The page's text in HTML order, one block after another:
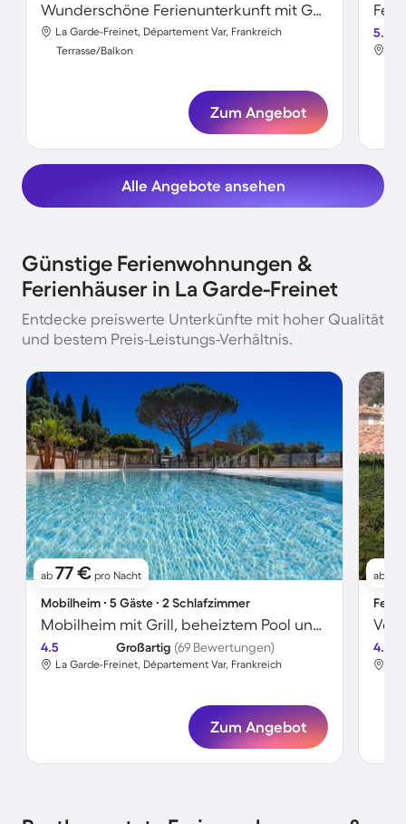
Wunderschöne Ferienunterkunft mit Garten, Grill und Terrasse
La Garde-Freinet, Département Var, Frankreich
Terrasse/Balkon
Zum Angebot
5.0
Alle Angebote ansehen
Günstige Ferienwohnungen &
Ferienhäuser in La Garde-Freinet
Entdecke preiswerte Unterkünfte mit hoher Qualität
und bestem Preis-Leistungs-Verhältnis.
ab 77 € pro Nacht
Mobilheim ∙ 5 Gäste ∙ 2 Schlafzimmer
Mobilheim mit Grill, beheiztem Pool und Terrasse
4.5 Großartig (69 Bewertungen)
La Garde-Freinet, Département Var, Frankreich
Zum Angebot
ab
4.3